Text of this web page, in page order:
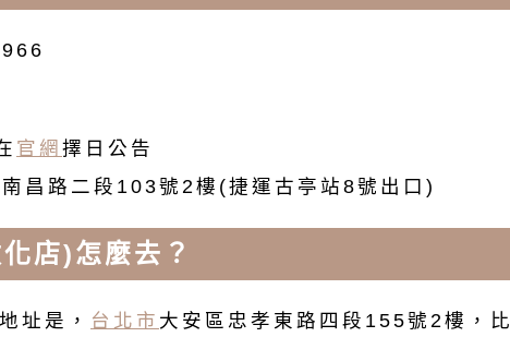
官網 擇日公告
昌路二段103號2樓(捷運古亭站8號出口)
店)怎麼去？
址是， 台北市 大安區忠孝東路四段155號2樓，比